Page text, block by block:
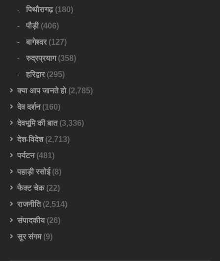
पिथौरागढ़(180)
पौड़ी(406)
बागेश्वर(127)
रुद्रप्रयाग(358)
हरिद्वार(295)
क्या आप जानते हो(2,785)
देव दर्शन(160)
देवभूमि की बात(3,336)
देश-विदेश(2,713)
पर्यटन(481)
पहाड़ी रसोई(8)
फैक्ट चेक(22)
राजनीति(2,514)
संपादकीय(26)
सुर संगम(9)